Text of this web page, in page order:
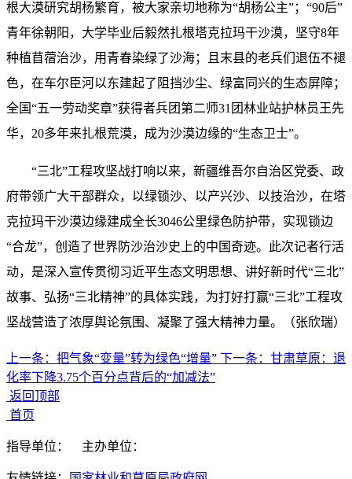
根大漠研究胡杨繁育，被大家亲切地称为“胡杨公主”；“90后”
青年徐朝阳，大学毕业后毅然扎根塔克拉玛干沙漠，坚守8年
种植苜蓿治沙，用青春染绿了沙海；且末县的老兵们退伍不褪
色，在车尔臣河以东建起了阻挡沙尘、绿富同兴的生态屏障；
全国“五一劳动奖章”获得者兵团第二师31团林业站护林员王先
华，20多年来扎根荒漠，成为沙漠边缘的“生态卫士”。
“三北”工程攻坚战打响以来，新疆维吾尔自治区党委、政
府带领广大干部群众，以绿锁沙、以产兴沙、以技治沙，在塔
克拉玛干沙漠边缘建成全长3046公里绿色防护带，实现锁边
“合龙”，创造了世界防沙治沙史上的中国奇迹。此次记者行活
动，是深入宣传贯彻习近平生态文明思想、讲好新时代“三北”
故事、弘扬“三北精神”的具体实践，为打好打赢“三北”工程攻
坚战营造了浓厚舆论氛围、凝聚了强大精神力量。（张欣瑞）
上一条： 把气象“变量”转为绿色“增量” 下一条： 甘肃草原：退
化率下降3.75个百分点背后的“加减法”
返回顶部
首页
指导单位： 主办单位：